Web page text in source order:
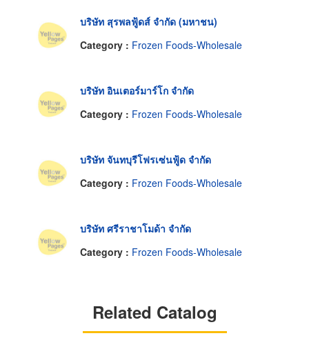
บริษัท สุรพลฟู้ดส์ จำกัด (มหาชน)
Category : Frozen Foods-Wholesale
บริษัท อินเตอร์มาร์โก จำกัด
Category : Frozen Foods-Wholesale
บริษัท จันทบุรีโฟรเซ่นฟู้ด จำกัด
Category : Frozen Foods-Wholesale
บริษัท ศรีราชาโมด้า จำกัด
Category : Frozen Foods-Wholesale
Related Catalog